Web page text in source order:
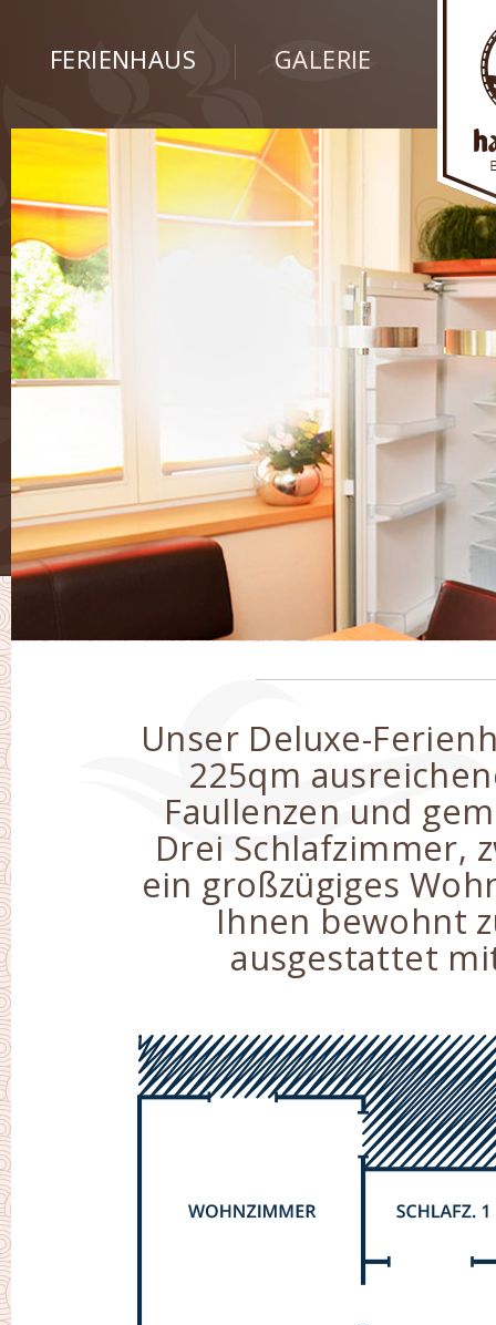
FERIENHAUS GALERIE
Unser Deluxe-
225qm
Faullenzen und
Drei Schlafzimmer,
ein großzügiges
Ihnen bewohnt
ausgestattet